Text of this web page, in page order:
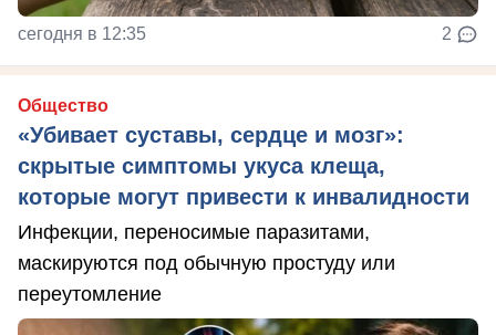
сегодня в 12:35 2
Общество
«Убивает суставы, сердце и мозг»:
скрытые симптомы укуса клеща,
которые могут привести к инвалидности
Инфекции, переносимые паразитами,
маскируются под обычную простуду или
переутомление